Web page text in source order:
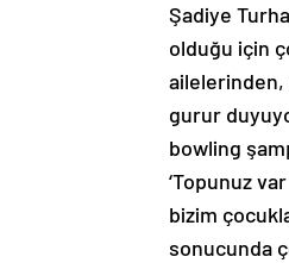
Şadiye
olduğu için
ailelerinden,
gurur
bowling
‘Topunuz
bizim
sonucunda